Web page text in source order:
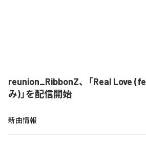
reunion_RibbonZ、「Real Love
み)」を配信開始
新曲情報